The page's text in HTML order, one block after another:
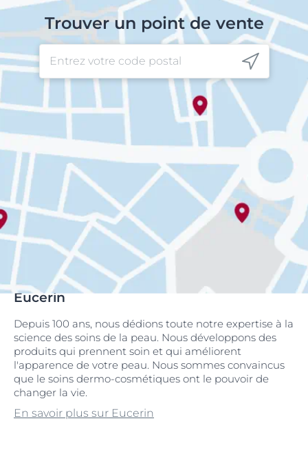
Trouver un point de vente
Eucerin
Depuis 100 ans, nous dédions toute notre expertise à la
science des soins de la peau. Nous développons des
produits qui prennent soin et qui améliorent
l'apparence de votre peau. Nous sommes convaincus
que le soins dermo-cosmétiques ont le pouvoir de
changer la vie.
En savoir plus sur Eucerin